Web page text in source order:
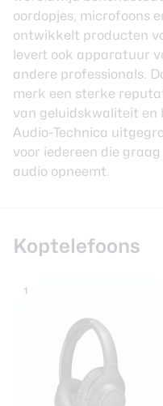
oordopjes, microfoons
ontwikkelt producten
levert ook apparatuur
andere professionals.
merk een sterke
van geluidskwaliteit en
Audio-Technica
voor iedereen die
audio opneemt.
Koptelefoons
1
Login
Over ons